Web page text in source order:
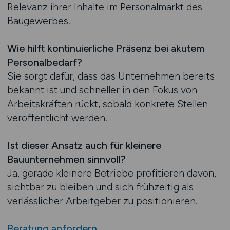
Relevanz ihrer Inhalte im Personalmarkt des
Baugewerbes.
Wie hilft kontinuierliche Präsenz bei akutem
Personalbedarf?
Sie sorgt dafür, dass das Unternehmen bereits
bekannt ist und schneller in den Fokus von
Arbeitskräften rückt, sobald konkrete Stellen
veröffentlicht werden.
Ist dieser Ansatz auch für kleinere
Bauunternehmen sinnvoll?
Ja, gerade kleinere Betriebe profitieren davon,
sichtbar zu bleiben und sich frühzeitig als
verlässlicher Arbeitgeber zu positionieren.